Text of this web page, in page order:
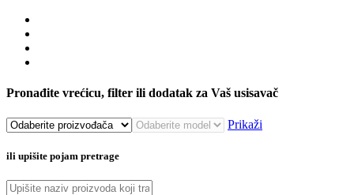
Pronađite vrećicu, filter ili dodatak za Vaš usisavač
Prikaži
ili upišite pojam pretrage